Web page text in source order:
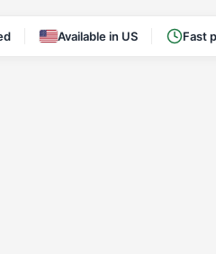
Available in US Fast